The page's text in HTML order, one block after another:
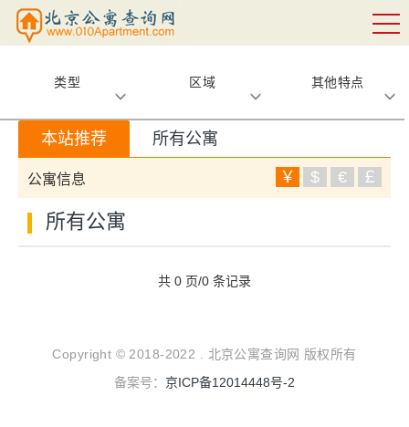
类型 区域 其他特点
本站推荐 所有公寓
公寓信息 ￥ $ € ￡
所有公寓
共 0 页/0 条记录
Copyright © 2018-2022 . 北京公寓查询网 版权所有
备案号： 京ICP备12014448号-2